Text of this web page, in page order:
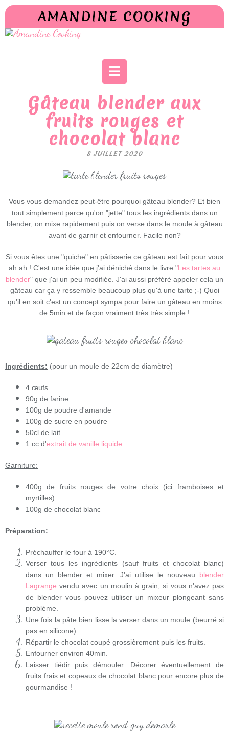
AMANDINE COOKING
Gâteau blender aux
fruits rouges et
chocolat blanc
8 JUILLET 2020
Vous vous demandez peut-être pourquoi gâteau blender? Et bien
tout simplement parce qu'on "jette" tous les ingrédients dans un
blender, on mixe rapidement puis on verse dans le moule à gâteau
avant de garnir et enfourner. Facile non?
Si vous êtes une "quiche" en pâtisserie ce gâteau est fait pour vous
ah ah ! C'est une idée que j'ai déniché dans le livre "Les tartes au
blender" que j'ai un peu modifiée. J'ai aussi préféré appeler cela un
gâteau car ça y ressemble beaucoup plus qu'à une tarte ;-) Quoi
qu'il en soit c'est un concept sympa pour faire un gâteau en moins
de 5min et de façon vraiment très très simple !
Ingrédients: (pour un moule de 22cm de diamètre)
4 œufs
90g de farine
100g de poudre d'amande
100g de sucre en poudre
50cl de lait
1 cc d'extrait de vanille liquide
Garniture:
400g de fruits rouges de votre choix (ici framboises et
myrtilles)
100g de chocolat blanc
Préparation:
Préchauffer le four à 190°C.
Verser tous les ingrédients (sauf fruits et chocolat blanc)
dans un blender et mixer. J'ai utilise le nouveau blender
Lagrange vendu avec un moulin à grain, si vous n'avez pas
de blender vous pouvez utiliser un mixeur plongeant sans
problème.
Une fois la pâte bien lisse la verser dans un moule (beurré si
pas en silicone).
Répartir le chocolat coupé grossièrement puis les fruits.
Enfourner environ 40min.
Laisser tiédir puis démouler. Décorer éventuellement de
fruits frais et copeaux de chocolat blanc pour encore plus de
gourmandise !